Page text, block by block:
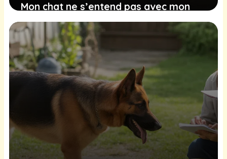
Mon chat ne s’entend pas avec mon
chien, comment faire ?
27 janvier 2026